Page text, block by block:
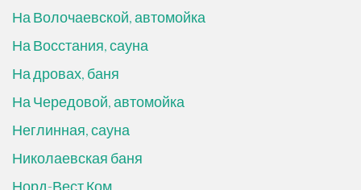
На Волочаевской, автомойка
На Восстания, сауна
На дровах, баня
На Чередовой, автомойка
Неглинная, сауна
Николаевская баня
Норд-Вест Ком